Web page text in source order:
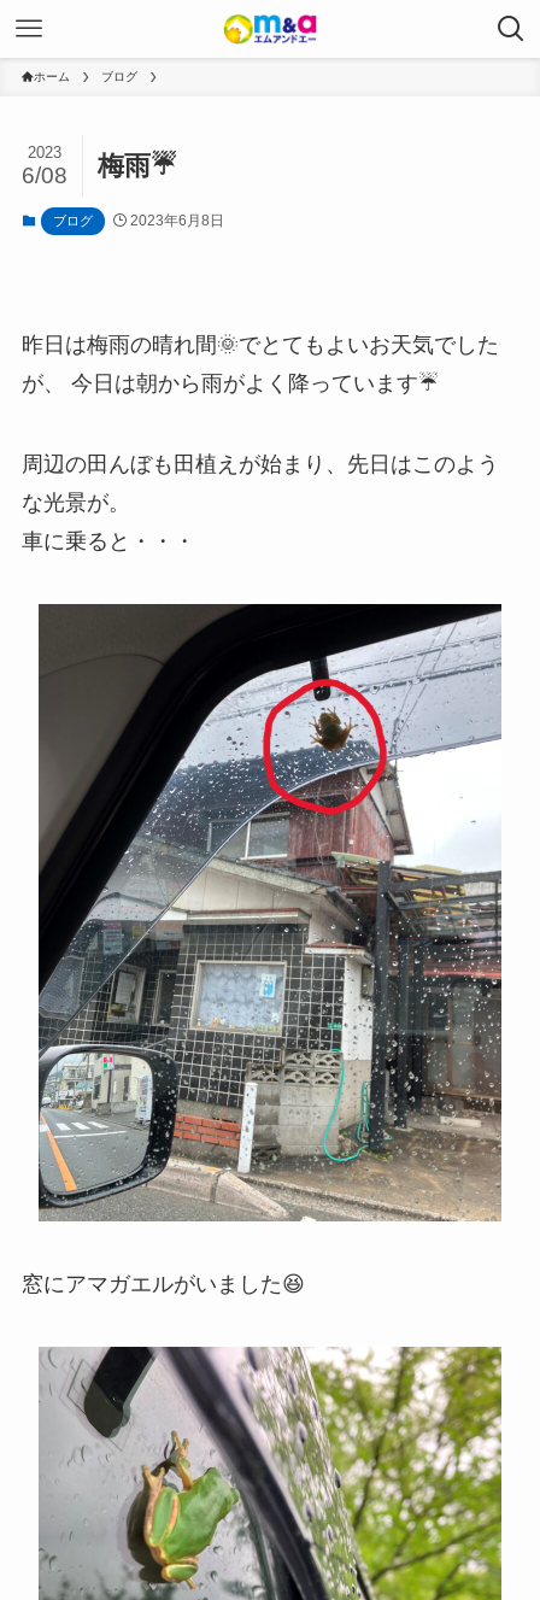
ホーム ブログ
梅雨☔
2023
6/08
ブログ 2023年6月8日
昨日は梅雨の晴れ間🌞でとてもよいお天気でした
が、 今日は朝から雨がよく降っています☔
周辺の田んぼも田植えが始まり、先日はこのよう
な光景が。
車に乗ると・・・
窓にアマガエルがいました😆